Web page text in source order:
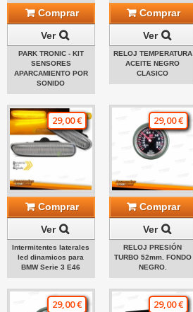
Comprar
Ver
PARK TRONIC - KIT
SENSORES
APARCAMIENTO POR
SONIDO
Comprar
Ver
RELOJ TEMPERATURA
ACEITE NEGRO
CLASICO
29,00 €
Comprar
Ver
Intermitentes laterales
led dinamicos para
BMW Serie 3 E46
29,00 €
Comprar
Ver
RELOJ PRESIÓN
TURBO 52mm. FONDO
NEGRO.
29,00 € 29,00 €